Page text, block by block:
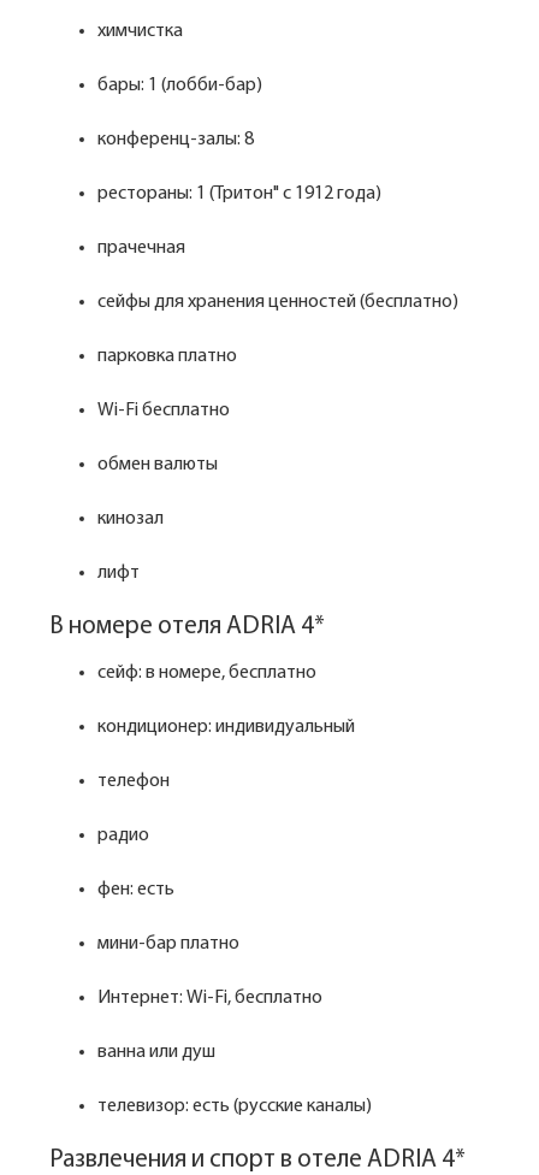
химчистка
бары: 1 (лобби-бар)
конференц-залы: 8
рестораны: 1 (Тритон" с 1912 года)
прачечная
сейфы для хранения ценностей (бесплатно)
парковка платно
Wi-Fi бесплатно
обмен валюты
кинозал
лифт
В номере отеля ADRIA 4*
сейф: в номере, бесплатно
кондиционер: индивидуальный
телефон
радио
фен: есть
мини-бар платно
Интернет: Wi-Fi, бесплатно
ванна или душ
телевизор: есть (русские каналы)
Развлечения и спорт в отеле ADRIA 4*